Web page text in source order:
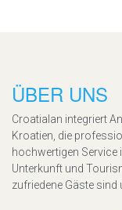
ÜBER UNS
Croatialan integriert
Kroatien, die
hochwertigen Service
Unterkunft und
zufriedene Gäste sind